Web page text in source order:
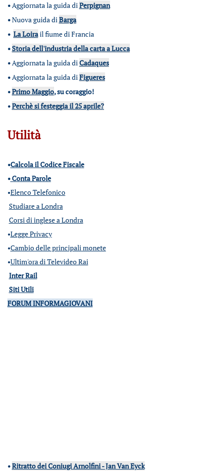
•Aggiornata la guida diPerpignan
•Nuova guida diBarga
• La Loirail fiume di Francia
•Storia dell'industria della carta a Lucca
•Aggiornata la guida diCadaques
•Aggiornata la guida diFigueres
•Primo Maggio, su coraggio!
•Perchè si festeggia il 25 aprile?
Utilità
•Calcola il Codice Fiscale
•Conta Parole
•Elenco Telefonico
Studiare a Londra
Corsi di inglese a Londra
•Legge Privacy
•Cambio delle principali monete
•Ultim'ora di Televideo Rai
Inter Rail
Siti Utili
FORUM INFORMAGIOVANI
•Ritratto dei Coniugi Arnolfini - Jan Van Eyck